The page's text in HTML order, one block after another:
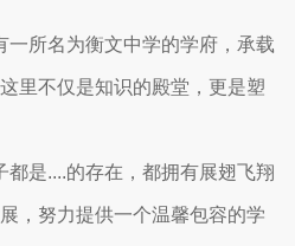
一所名为衡文中学的学府，承载
里不仅是知识的殿堂，更是塑
都是....的存在，都拥有展翅飞翔
，努力提供一个温馨包容的学